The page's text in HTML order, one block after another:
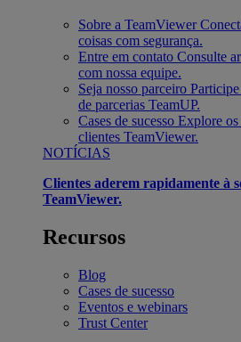
Sobre a TeamViewer
coisas com segurança.
Entre em contato Consulte
com nossa equipe.
Seja nosso parceiro
de parcerias TeamUP.
Cases de sucesso Explore os
clientes TeamViewer.
NOTÍCIAS
Clientes aderem rapidamente à
TeamViewer.
Recursos
Blog
Cases de sucesso
Eventos e webinars
Trust Center